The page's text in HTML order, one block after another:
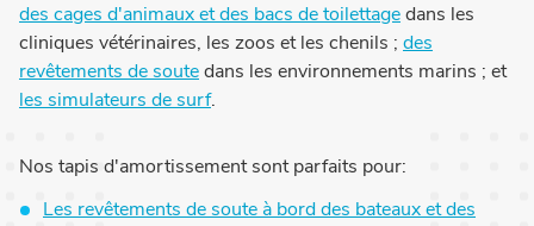
des cages d'animaux et des bacs de toilettagedans les
cliniques vétérinaires, les zoos et les chenils ; des
revêtements de soutedans les environnements marins ; et
les simulateurs de surf.
Nos tapis d'amortissement sont parfaits pour:
Les revêtements de soute à bord des bateaux et des